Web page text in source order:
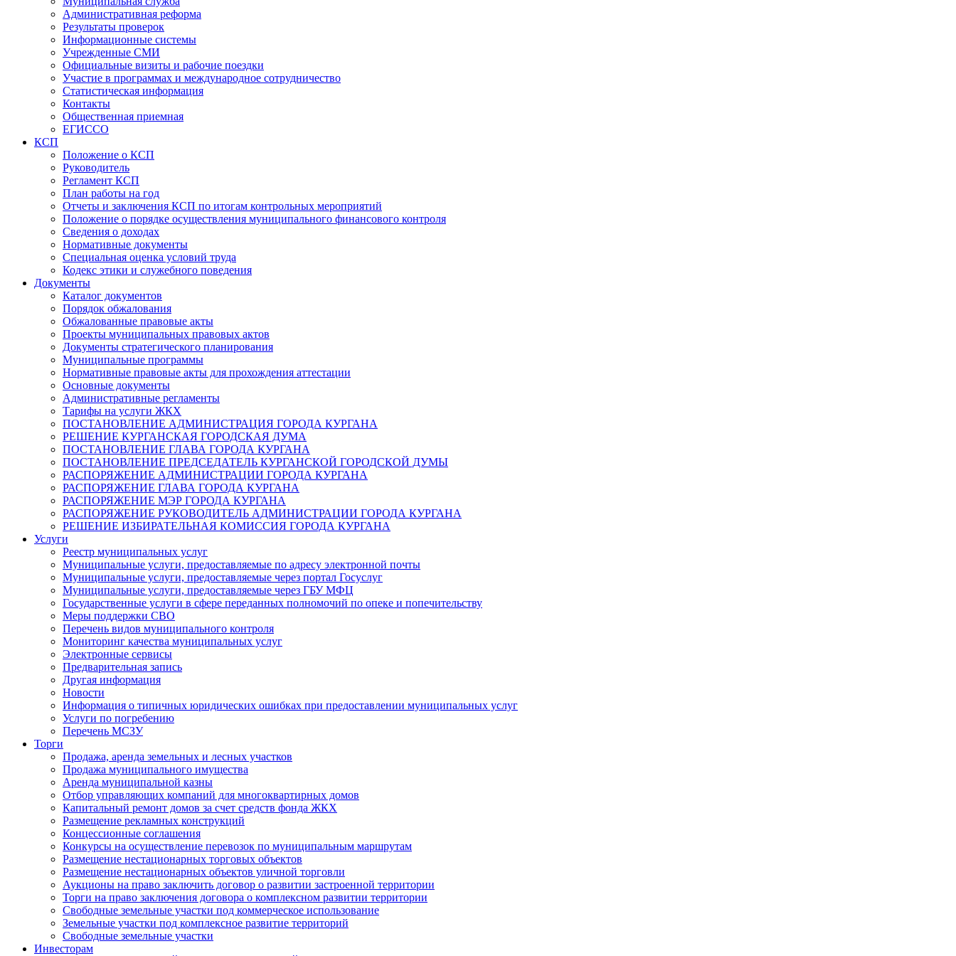
Административная реформа
Результаты проверок
Информационные системы
Учрежденные СМИ
Официальные визиты и рабочие поездки
Участие в программах и международное сотрудничество
Статистическая информация
Контакты
Общественная приемная
ЕГИССО
КСП
Положение о КСП
Руководитель
Регламент КСП
План работы на год
Отчеты и заключения КСП по итогам контрольных мероприятий
Положение о порядке осуществления муниципального финансового контроля
Сведения о доходах
Нормативные документы
Специальная оценка условий труда
Кодекс этики и служебного поведения
Документы
Каталог документов
Порядок обжалования
Обжалованные правовые акты
Проекты муниципальных правовых актов
Документы стратегического планирования
Муниципальные программы
Нормативные правовые акты для прохождения аттестации
Основные документы
Административные регламенты
Тарифы на услуги ЖКХ
ПОСТАНОВЛЕНИЕ АДМИНИСТРАЦИЯ ГОРОДА КУРГАНА
РЕШЕНИЕ КУРГАНСКАЯ ГОРОДСКАЯ ДУМА
ПОСТАНОВЛЕНИЕ ГЛАВА ГОРОДА КУРГАНА
ПОСТАНОВЛЕНИЕ ПРЕДСЕДАТЕЛЬ КУРГАНСКОЙ ГОРОДСКОЙ ДУМЫ
РАСПОРЯЖЕНИЕ АДМИНИСТРАЦИИ ГОРОДА КУРГАНА
РАСПОРЯЖЕНИЕ ГЛАВА ГОРОДА КУРГАНА
РАСПОРЯЖЕНИЕ МЭР ГОРОДА КУРГАНА
РАСПОРЯЖЕНИЕ РУКОВОДИТЕЛЬ АДМИНИСТРАЦИИ ГОРОДА КУРГАНА
РЕШЕНИЕ ИЗБИРАТЕЛЬНАЯ КОМИССИЯ ГОРОДА КУРГАНА
Услуги
Реестр муниципальных услуг
Муниципальные услуги, предоставляемые по адресу электронной почты
Муниципальные услуги, предоставляемые через портал Госуслуг
Муниципальные услуги, предоставляемые через ГБУ МФЦ
Государственные услуги в сфере переданных полномочий по опеке и попечительству
Меры поддержки СВО
Перечень видов муниципального контроля
Мониторинг качества муниципальных услуг
Электронные сервисы
Предварительная запись
Другая информация
Новости
Информация о типичных юридических ошибках при предоставлении муниципальных услуг
Услуги по погребению
Перечень МСЗУ
Торги
Продажа, аренда земельных и лесных участков
Продажа муниципального имущества
Аренда муниципальной казны
Отбор управляющих компаний для многоквартирных домов
Капитальный ремонт домов за счет средств фонда ЖКХ
Размещение рекламных конструкций
Концессионные соглашения
Конкурсы на осуществление перевозок по муниципальным маршрутам
Размещение нестационарных торговых объектов
Размещение нестационарных объектов уличной торговли
Аукционы на право заключить договор о развитии застроенной территории
Торги на право заключения договора о комплексном развитии территории
Свободные земельные участки под коммерческое использование
Земельные участки под комплексное развитие территорий
Свободные земельные участки
Инвесторам